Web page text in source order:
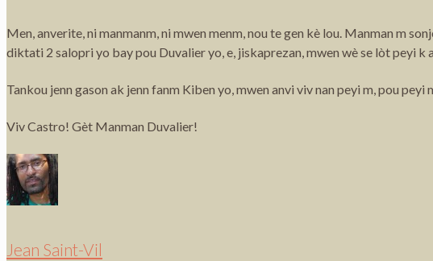
Men, anverite, ni manmanm, ni mwen menm, nou te gen kè lou. Manman m
diktati 2 salopri yo bay pou Duvalier yo, e, jiskaprezan, mwen wè se lòt peyi
Tankou jenn gason ak jenn fanm Kiben yo, mwen anvi viv nan peyi m, pou peyi
Viv Castro! Gèt Manman Duvalier!
Jean Saint-Vil